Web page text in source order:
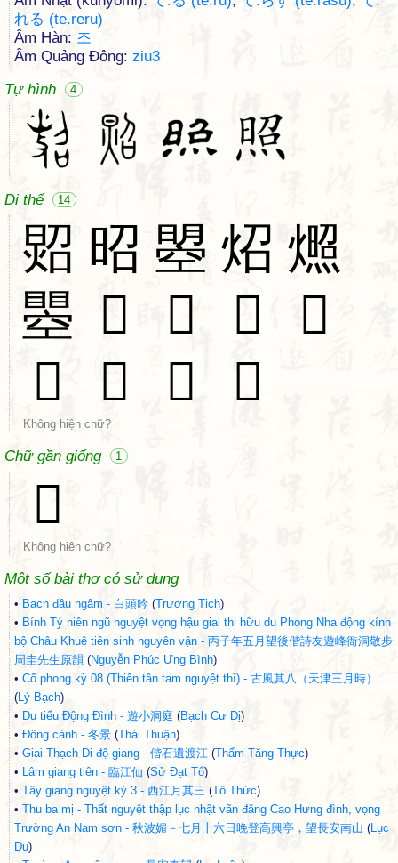
れる (te.reru)
Âm Hàn: 조
Âm Quảng Đông: ziu3
Tự hình
4
Dị thể 14
㷖 昭 曌 炤 燳
瞾 𢡰 𢢤 𣉬
𣊕
𣊧
𤋜 𥊐 𥋫
Không hiện chữ?
Chữ gần giống 1
𤋜
Không hiện chữ?
Một số bài thơ có sử dụng
• Bạch đầu ngâm - 白頭吟 (Trương Tịch)
• Bính Tý niên ngũ nguyệt vọng hậu giai thi hữu du Phong Nha động kính
bộ Châu Khuê tiên sinh nguyên vận - 丙子年五月望後偕詩友遊峰衙洞敬步
周圭先生原韻 (Nguyễn Phúc Ưng Bình)
• Cổ phong kỳ 08 (Thiên tân tam nguyệt thì) - 古風其八（天津三月時）
(Lý Bạch)
• Du tiểu Động Đình - 遊小洞庭 (Bạch Cư Dị)
• Đông cảnh - 冬景 (Thái Thuận)
• Giai Thạch Di độ giang - 偕石遺渡江 (Thẩm Tăng Thực)
• Lâm giang tiên - 臨江仙 (Sử Đạt Tổ)
• Tây giang nguyệt kỳ 3 - 西江月其三 (Tô Thức)
• Thu ba mị - Thất nguyệt thập lục nhật vãn đăng Cao Hưng đình, vọng
Trường An Nam sơn - 秋波媚－七月十六日晚登高興亭，望長安南山 (Lục
Du)